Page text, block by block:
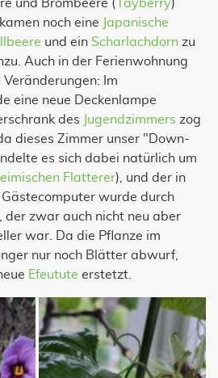
und Brombeere (
Tayberry)
noch eine
Japanische
und ein Scharlachdorn zu
Auch in der Ferienwohnung
Im
eine neue Deckenlampe
des
Jugendzimmers zog
dieses Zimmer unser "Down-
es sich dabei natürlich um
Flatterer), und der in
wurde durch
der zwar auch nicht neu aber
war. Da die Pflanze im
nur noch Blätter abwurf,
Efeutute erstetzt.